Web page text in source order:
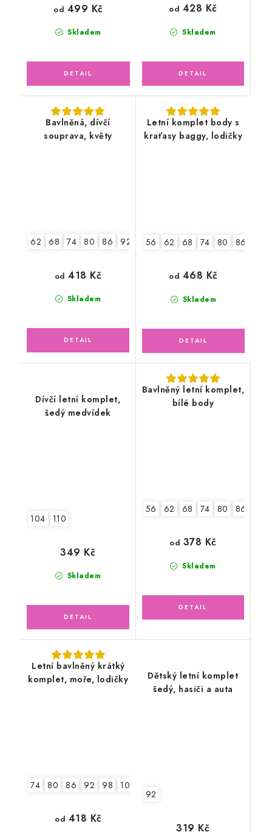
Skladem
od 499 Kč
Skladem
od 428 Kč
Bavlněná, dívčí
souprava, květy
62 68 74 80 86 92
Skladem
od 418 Kč
Letní komplet body s
kraťasy baggy, lodičky
56 62 68 74 80 86
Skladem
od 468 Kč
Dívčí letní komplet,
šedý medvídek
104 110
Skladem
349 Kč
Bavlněný letní komplet,
bílé body
56 62 68 74 80 86
Skladem
od 378 Kč
Letní bavlněný krátký
komplet, moře, lodičky
74 80 86 92 98 104
od 418 Kč
Dětský letní komplet
šedý, hasiči a auta
92
319 Kč